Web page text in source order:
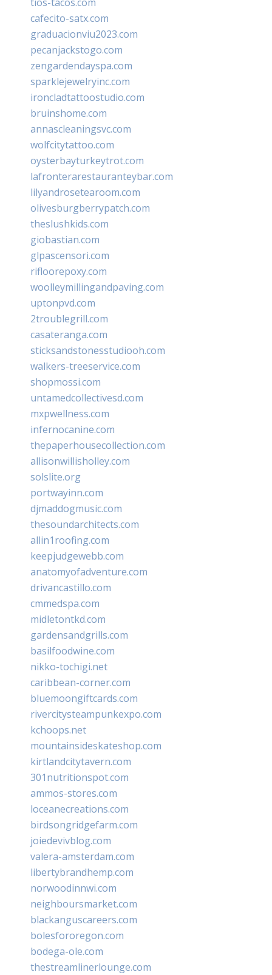
cafecito-satx.com
graduacionviu2023.com
pecanjackstogo.com
zengardendayspa.com
sparklejewelryinc.com
ironcladtattoostudio.com
bruinshome.com
annascleaningsvc.com
wolfcitytattoo.com
oysterbayturkeytrot.com
lafronterarestauranteybar.com
lilyandrosetearoom.com
olivesburgberrypatch.com
theslushkids.com
giobastian.com
glpascensori.com
rifloorepoxy.com
woolleymillingandpaving.com
uptonpvd.com
2troublegrill.com
casateranga.com
sticksandstonesstudiooh.com
walkers-treeservice.com
shopmossi.com
untamedcollectivesd.com
mxpwellness.com
infernocanine.com
thepaperhousecollection.com
allisonwillisholley.com
solslite.org
portwayinn.com
djmaddogmusic.com
thesoundarchitects.com
allin1roofing.com
keepjudgewebb.com
anatomyofadventure.com
drivancastillo.com
cmmedspa.com
midletontkd.com
gardensandgrills.com
basilfoodwine.com
nikko-tochigi.net
caribbean-corner.com
bluemoongiftcards.com
rivercitysteampunkexpo.com
kchoops.net
mountainsideskateshop.com
kirtlandcitytavern.com
301nutritionspot.com
ammos-stores.com
loceanecreations.com
birdsongridgefarm.com
joiedevivblog.com
valera-amsterdam.com
libertybrandhemp.com
norwoodinnwi.com
neighboursmarket.com
blackanguscareers.com
bolesfororegon.com
bodega-ole.com
thestreamlinerlounge.com